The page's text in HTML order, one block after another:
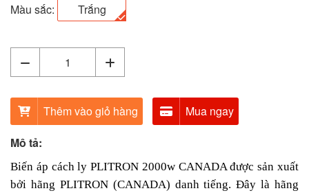
Màu sắc: Trắng
Thêm vào giỏ hàng
Mua ngay
Mô tả:
Biến áp cách ly PLITRON 2000w CANADA được sản xuất
bởi hãng PLITRON (CANADA) danh tiếng. Đây là hãng